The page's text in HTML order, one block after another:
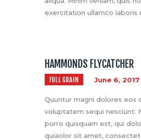
exercitation ullamco laboris
HAMMONDS FLYCATCHER
FULL GRAIN June 6, 2017
Quuntur magni dolores eos
voluptatem sequi nesciunt.
porro quisquam est, qui
quiaolor sit amet,